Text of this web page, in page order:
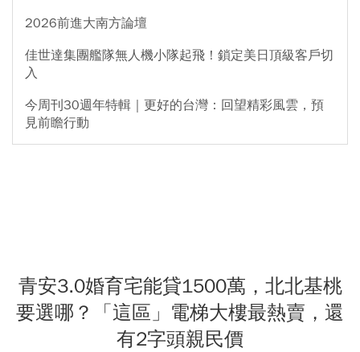
2026前進大南方論壇
佳世達集團艦隊無人機小隊起飛！鎖定美日頂級客戶切
入
今周刊30週年特輯｜更好的台灣：回望精彩風雲，預
見前瞻行動
青安3.0婚育宅能貸1500萬，北北基桃
要選哪？「這區」電梯大樓最熱賣，還
有2字頭親民價